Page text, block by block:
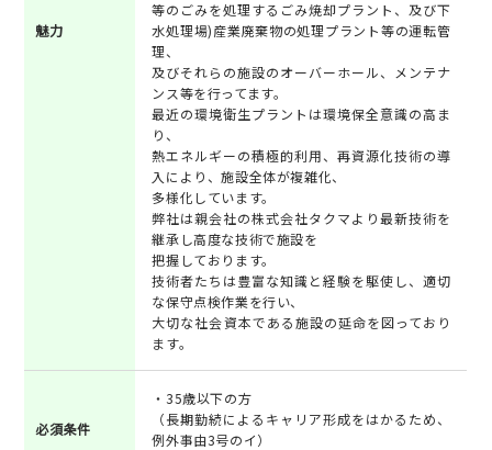
魅力
等のごみを処理するごみ焼却プラント、及び下
水処理場)産業廃棄物の処理プラント等の運転管
理、
及びそれらの施設のオーバーホール、メンテナ
ンス等を行ってます。
最近の環境衛生プラントは環境保全意識の高ま
り、
熱エネルギーの積極的利用、再資源化技術の導
入により、施設全体が複雑化、
多様化しています。
弊社は親会社の株式会社タクマより最新技術を
継承し高度な技術で施設を
把握しております。
技術者たちは豊富な知識と経験を駆使し、適切
な保守点検作業を行い、
大切な社会資本である施設の延命を図っており
ます。
必須条件
・35歳以下の方
（長期勤続によるキャリア形成をはかるため、
例外事由3号のイ）